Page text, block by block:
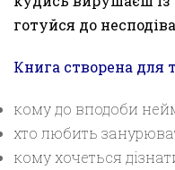
готуйся до
Книга створена для
кому до вподоби
хто любить
кому хочеться